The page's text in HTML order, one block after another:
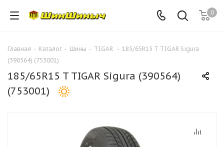
0
Главная - Каталог - Шины - TIGAR - 185/65R15 T TIGAR Sigura
(390564) (753001)
185/65R15 T TIGAR Sigura (390564)
(753001)